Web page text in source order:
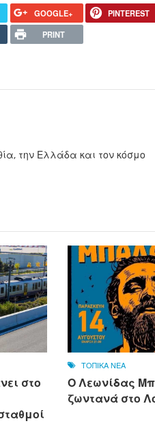
GOOGLE+
PINTEREST
PRINT
την Ελλάδα και τον κόσμο
στο
ΤΟΠΙΚΑ ΝΕΑ
Ο Λεωνίδας
ζωντανά στο